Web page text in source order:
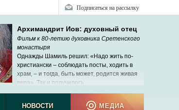
Подписаться на рассылку
Архимандрит Иов: духовный отец
Фильм к 80-летию духовника Сретенского
монастыря
Однажды Шамиль решил: «Надо жить по-
христиански – соблюдать посты, ходить в
храм, – и тогда, быть может, родится живая
вера». Так и получилось.
НОВОСТИ МЕДИА